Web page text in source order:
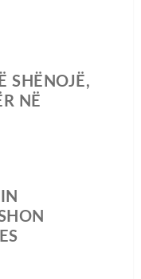
SHËNOJË,
NË